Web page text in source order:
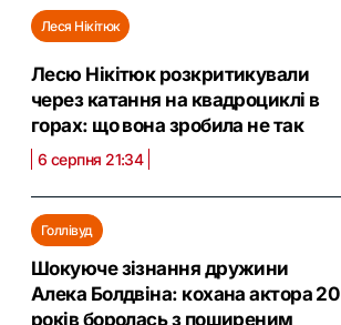
Леся Нікітюк
Лесю Нікітюк розкритикували
через катання на квадроциклі в
горах: що вона зробила не так
6 серпня 21:34
Голлівуд
Шокуюче зізнання дружини
Алека Болдвіна: кохана актора 20
років боролась з поширеним